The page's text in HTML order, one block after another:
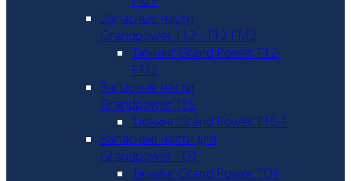
Запасные части
Grandpower T12 - T12 FM2
Тюнинг Grand Power T12-
FM2
Запасные части
Grandpower T15
Тюнинг Grand Power T15-F
Запасные части для
Grandpower TQ1
Тюнинг Grand Power TQ1